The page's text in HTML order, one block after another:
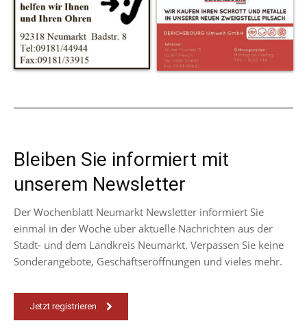
Bleiben Sie informiert mit
unserem Newsletter
Der Wochenblatt Neumarkt Newsletter informiert Sie
einmal in der Woche über aktuelle Nachrichten aus der
Stadt- und dem Landkreis Neumarkt. Verpassen Sie keine
Sonderangebote, Geschäftseröffnungen und vieles mehr.
Jetzt registrieren